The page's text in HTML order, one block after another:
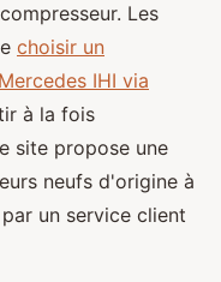
Les
choisir un
IHI via
à la fois
site propose une
neufs d'origine à
un service client